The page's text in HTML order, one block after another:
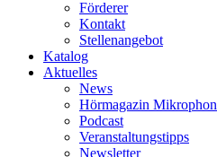
Förderer
Kontakt
Stellenangebot
Katalog
Aktuelles
News
Hörmagazin Mikrophon
Podcast
Veranstaltungstipps
Newsletter